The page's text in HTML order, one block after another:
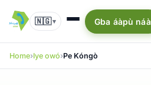
🇳🇬▾ Gba áàpù náà
Home Iye owó Pe Kóngò